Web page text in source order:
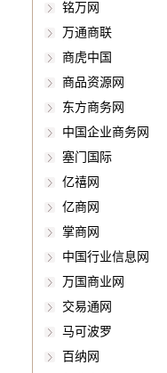
急切断电磁阀 低温电
闭式电磁阀 飞碟活塞
磁阀|天燃气电磁阀 高
蒸汽电磁阀 煤气电磁
气动阀ZZS 微型电磁
电磁阀ZF4 全不锈钢
它不仅促进了传统产
还可能建立新型工业
增长点。微型化是建
（MEMS）技术基础
上做成硅压力传感器
觉敏感元件的分类：
的原理。生物类，基
识别功能。通常据其
件、光敏元件、气敏
件、湿敏元件、声敏
敏元件和味敏元件等
件分46类）。5常见
湿度、温度等这些物
一种器件。主要有电
阀：DB、DBW、
减压阀：DR6DP、
DR-4X、DR-5X. 节
Z2FS16、Z2FS22；
2FRM10、2FRM16.
FD12PA、FD12KA、
向阀：4WRA、
4WREEM、4WRH、
4WRKE、4WRBKE
4WRPH、4WRPEH
4WRREH、4WRP、
4WRSE、4WRSEH
4WRLE、4WRDE、
HAS、HNL、HCS、
压、润滑系统总成：
站、控制阀块、液压
阀、管夹、法兰、管
头。其它：压力表、
压接头、液位计、空
S10A、S20A、Z1S
SV10、SV20、RVP
阀：DB、DBW、
减压阀：DR6DP、
DR-4X、DR-5X. 节
Z2FS16、Z2FS22；
FD12PA、FD12KA
HED80、HED40，电
向阀：4WRA、
4WREEM、4WRH、
4WRKE、4WRBKE
4WRPH、4WRPEH
4WRSE、4WRSEH
4WRLE、4WRVE、
修，rexroth比例阀维
乐滑块，力士乐导轨
乐导轨，rexroth滑块
rexroth滤芯 rexroth
力士乐过滤器型号对
芯，rexroth滤芯安沃
aventics气动阀 ，
货期可以！泉州市天
铭万网
万通商联
商虎中国
商品资源网
东方商务网
中国企业商务网
塞门国际
亿禧网
亿商网
掌商网
中国行业信息网
万国商业网
交易通网
马可波罗
百纳网